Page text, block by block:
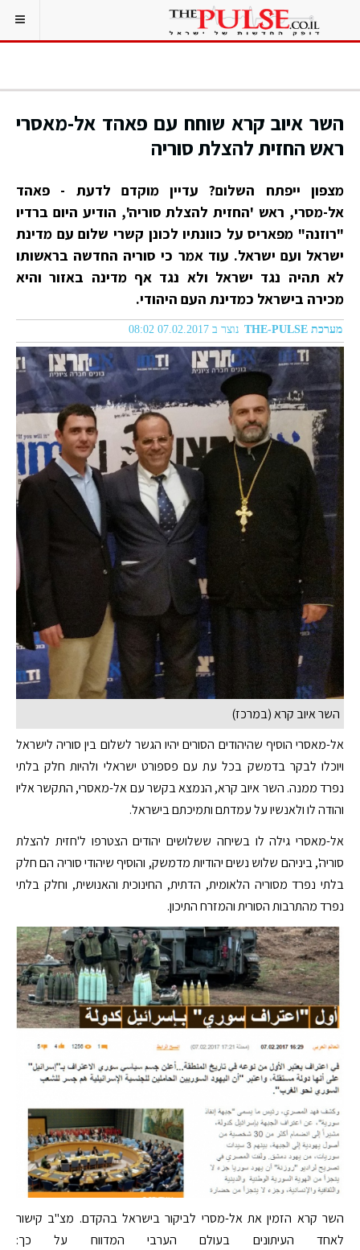
השר איוב קרא שוחח עם פאהד אל-מאסרי
ראש החזית להצלת סוריה
מצפון ייפתח השלום? עדיין מוקדם לדעת - פאהד
אל-מסרי, ראש 'החזית להצלת סוריה', הודיע היום ברדיו
"רוזנה" מפאריס על כוונתיו לכונן קשרי שלום עם מדינת
ישראל ועם ישראל. עוד אמר כי סוריה החדשה בראשותו
לא תהיה נגד ישראל ולא נגד אף מדינה באזור והיא
מכירה בישראל כמדינת העם היהודי.
מערכת THE-PULSE נוצר ב 07.02.2017 08:02
השר איוב קרא (במרכז)
אל-מאסרי הוסיף שהיהודים הסורים יהיו הגשר לשלום בין סוריה לישראל
ויוכלו לבקר בדמשק בכל עת עם פספורט ישראלי ולהיות חלק בלתי
נפרד ממנה. השר איוב קרא, הנמצא בקשר עם אל-מאסרי, התקשר אליו
והודה לו ולאנשיו על עמדתם ותמיכתם בישראל.
אל-מאסרי גילה לו בשיחה ששלושים יהודים הצטרפו ל'חזית להצלת
סוריה', ביניהם שלוש נשים יהודיות מדמשק, והוסיף שיהודי סוריה הם חלק
בלתי נפרד מסוריה הלאומית, הדתית, החינוכית והאנושית, וחלק בלתי
נפרד מהתרבות הסורית והמזרח התיכון.
השר קרא הזמין את אל-מסרי לביקור בישראל בהקדם. מצ"ב קישור
לאחד העיתונים בעולם הערבי המדווח על כך: